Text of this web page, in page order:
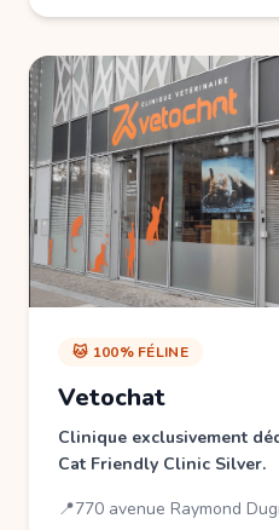
🐱 100% FÉLINE
Vetochat
Clinique exclusivement
Cat Friendly Clinic Silver.
📍770 avenue Raymond